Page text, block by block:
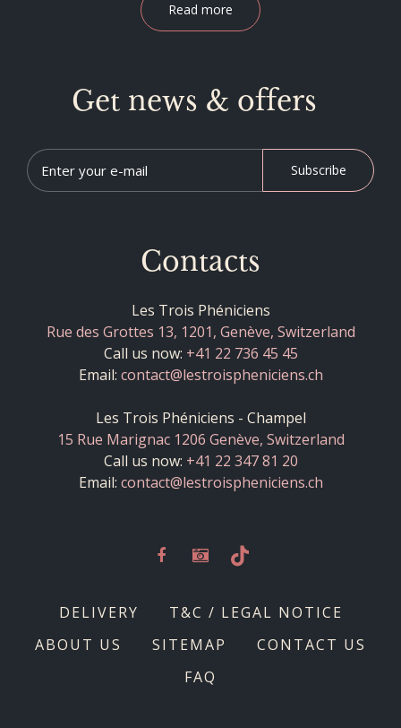
Read more
Get news & offers
Subscribe
Contacts
Les Trois Phéniciens
Rue des Grottes 13, 1201, Genève, Switzerland
Call us now: +41 22 736 45 45
Email: contact@lestroispheniciens.ch
Les Trois Phéniciens - Champel
15 Rue Marignac 1206 Genève, Switzerland
Call us now: +41 22 347 81 20
Email: contact@lestroispheniciens.ch
DELIVERY
T&C / LEGAL NOTICE
ABOUT US
SITEMAP
CONTACT US
FAQ